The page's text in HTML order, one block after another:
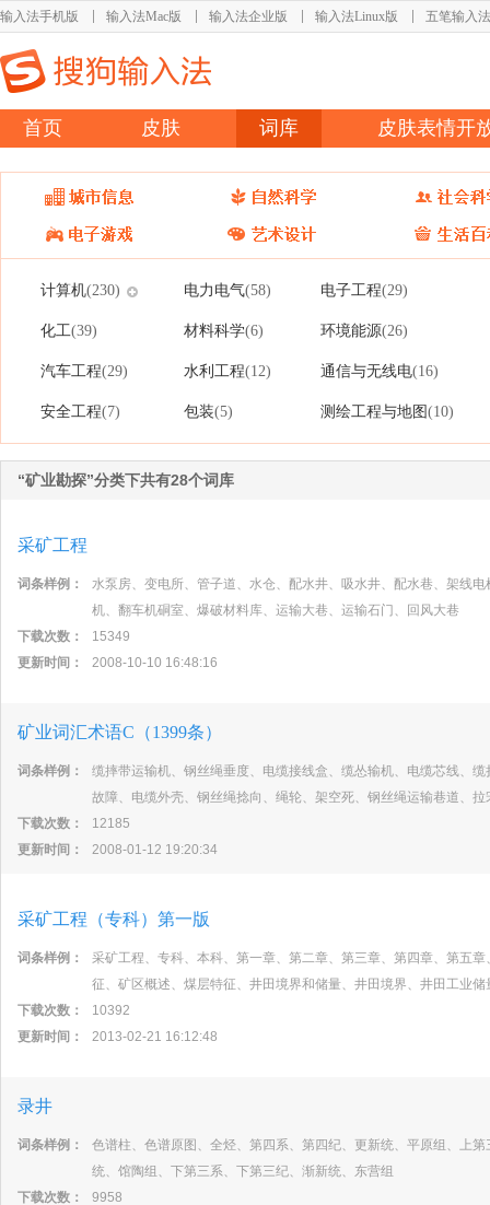
输入法手机版 输入法Mac版 输入法企业版 输入法Linux版 五笔输入法
首页 皮肤 词库 皮肤表情开
计算机(230) 电力电气(58) 电子工程(29)
化工(39) 材料科学(6) 环境能源(26)
汽车工程(29) 水利工程(12) 通信与无线电(16)
安全工程(7) 包装(5) 测绘工程与地图(10)
“矿业勘探”分类下共有28个词库
采矿工程
词条样例：
水泵房、变电所、管子道、水仓、配水井、吸水井、配水巷、架线
机、翻车机硐室、爆破材料库、运输大巷、运输石门、回风大巷
下载次数：
15349
更新时间：
2008-10-10 16:48:16
矿业词汇术语C（1399条）
词条样例：
缆摔带运输机、钢丝绳垂度、电缆接线盒、缆怂输机、电缆芯线、
故障、电缆外壳、钢丝绳捻向、绳轮、架空死、钢丝绳运输巷道、
下载次数：
12185
更新时间：
2008-01-12 19:20:34
采矿工程（专科）第一版
词条样例：
采矿工程、专科、本科、第一章、第二章、第三章、第四章、第五
征、矿区概述、煤层特征、井田境界和储量、井田境界、井田工业储
下载次数：
10392
更新时间：
2013-02-21 16:12:48
录井
词条样例：
色谱柱、色谱原图、全烃、第四系、第四纪、更新统、平原组、上
统、馆陶组、下第三系、下第三纪、渐新统、东营组
下载次数：
9958